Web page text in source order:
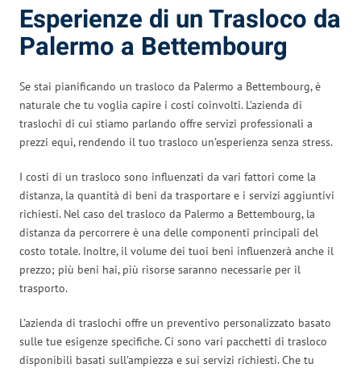
Esperienze di un Trasloco da
Palermo a Bettembourg
Se stai pianificando un trasloco da Palermo a Bettembourg, è
naturale che tu voglia capire i costi coinvolti. L’azienda di
traslochi di cui stiamo parlando offre servizi professionali a
prezzi equi, rendendo il tuo trasloco un’esperienza senza stress.
I costi di un trasloco sono influenzati da vari fattori come la
distanza, la quantità di beni da trasportare e i servizi aggiuntivi
richiesti. Nel caso del trasloco da Palermo a Bettembourg, la
distanza da percorrere è una delle componenti principali del
costo totale. Inoltre, il volume dei tuoi beni influenzerà anche il
prezzo; più beni hai, più risorse saranno necessarie per il
trasporto.
L’azienda di traslochi offre un preventivo personalizzato basato
sulle tue esigenze specifiche. Ci sono vari pacchetti di trasloco
disponibili basati sull’ampiezza e sui servizi richiesti. Che tu